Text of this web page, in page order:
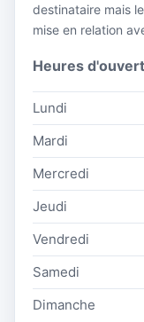
destinataire mais
mise en relation
Heures
Lundi
Mardi
Mercredi
Jeudi
Vendredi
Samedi
Dimanche